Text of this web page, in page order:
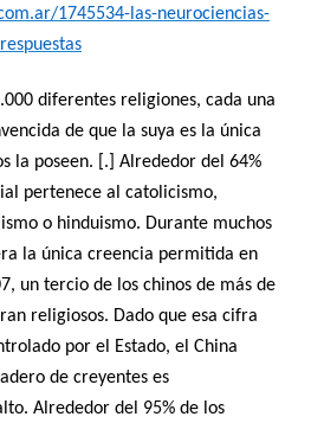
1745534-las-neurociencias-
diferentes religiones, cada una
de que la suya es la única
la poseen. [.] Alrededor del 64%
pertenece al catolicismo,
o hinduismo. Durante muchos
la única creencia permitida en
un tercio de los chinos de más de
religiosos. Dado que esa cifra
por el Estado, el China
de creyentes es
Alrededor del 95% de los